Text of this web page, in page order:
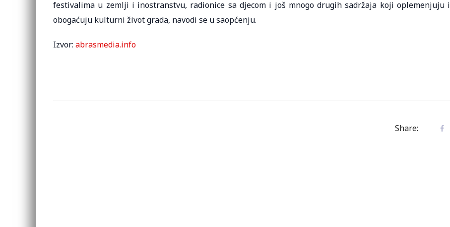
festivalima u zemlji i inostranstvu, radionice sa djecom i još mnogo drugih sadržaja koji oplemenjuju i
obogaćuju kulturni život grada, navodi se u saopćenju.
Izvor: abrasmedia.info
Share: